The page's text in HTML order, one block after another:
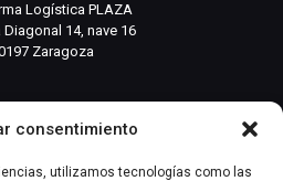
consentimiento
utilizamos tecnologías como las
Logística PLAZA
14, nave 16
Zaragoza
RELEVANTE